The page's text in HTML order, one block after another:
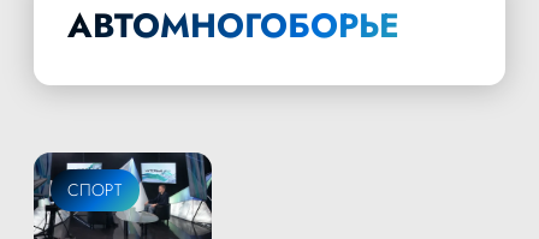
АВТОМНОГОБОРЬЕ
СПОРТ